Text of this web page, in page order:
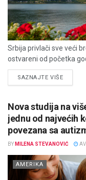
Srbija privlači sve veći
ostvareni od početka
SAZNAJTE VIŠEDETAILS
Nova studija na
jednu od najvećih
povezana sa
BY MILENA STEVANOVIĆ
AMERIKA